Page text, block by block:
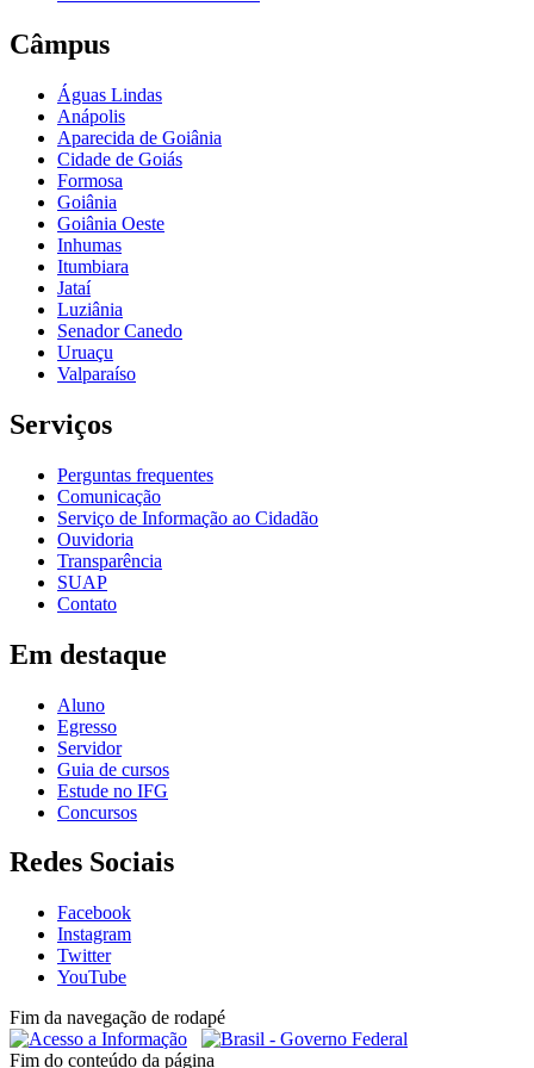
Câmpus
Águas Lindas
Anápolis
Aparecida de Goiânia
Cidade de Goiás
Formosa
Goiânia
Goiânia Oeste
Inhumas
Itumbiara
Jataí
Luziânia
Senador Canedo
Uruaçu
Valparaíso
Serviços
Perguntas frequentes
Comunicação
Serviço de Informação ao Cidadão
Ouvidoria
Transparência
SUAP
Contato
Em destaque
Aluno
Egresso
Servidor
Guia de cursos
Estude no IFG
Concursos
Redes Sociais
Facebook
Instagram
Twitter
YouTube
Fim da navegação de rodapé
Fim do conteúdo da página